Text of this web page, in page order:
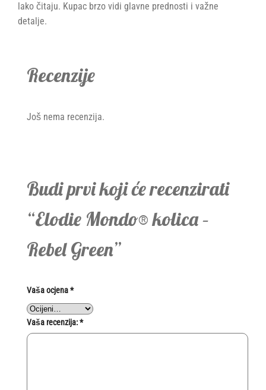
lako čitaju. Kupac brzo vidi glavne prednosti i važne
detalje.
Recenzije
Još nema recenzija.
Budi prvi koji će recenzirati
“Elodie Mondo® kolica –
Rebel Green”
Vaša ocjena*
Vaša recenzija:*